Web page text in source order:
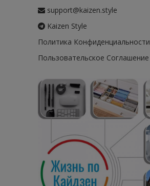
support@kaizen.style
Kaizen Style
Политика Конфиденциальности
Пользовательское Соглашение